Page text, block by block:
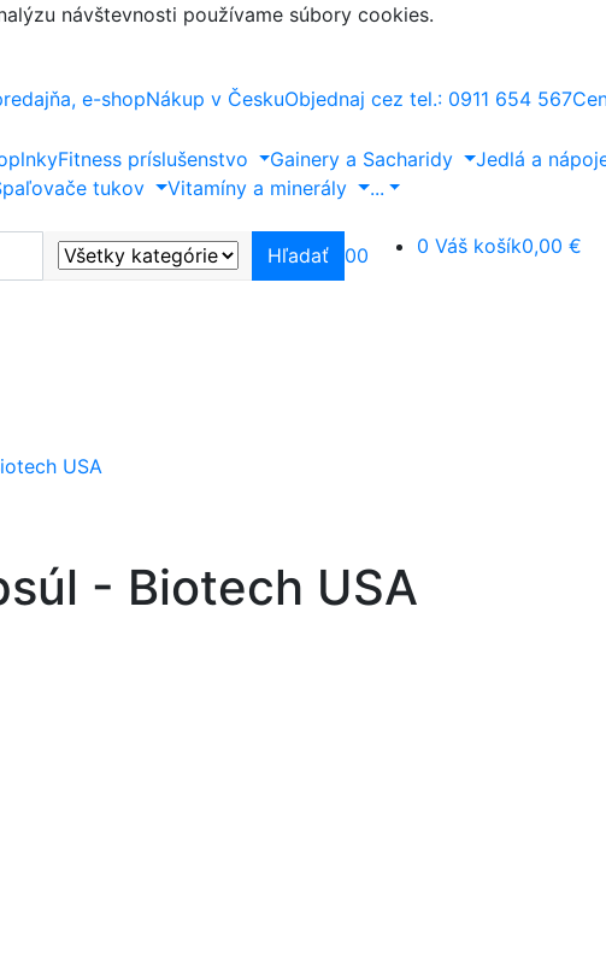
návštevnosti používame súbory cookies.
e-shopNákup v ČeskuObjednaj cez tel.: 0911 654 567
Fitness príslušenstvo Gainery a Sacharidy Jedlá a
tukov Vitamíny a minerály
...
Hľadať 00 0 Váš košík0,00 €
USA
- Biotech USA